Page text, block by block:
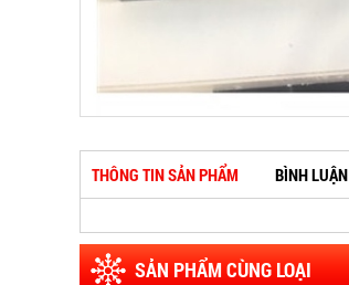
THÔNG TIN SẢN PHẨM BÌNH LUẬN
SẢN PHẨM CÙNG LOẠI